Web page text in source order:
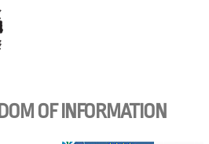
OF INFORMATION